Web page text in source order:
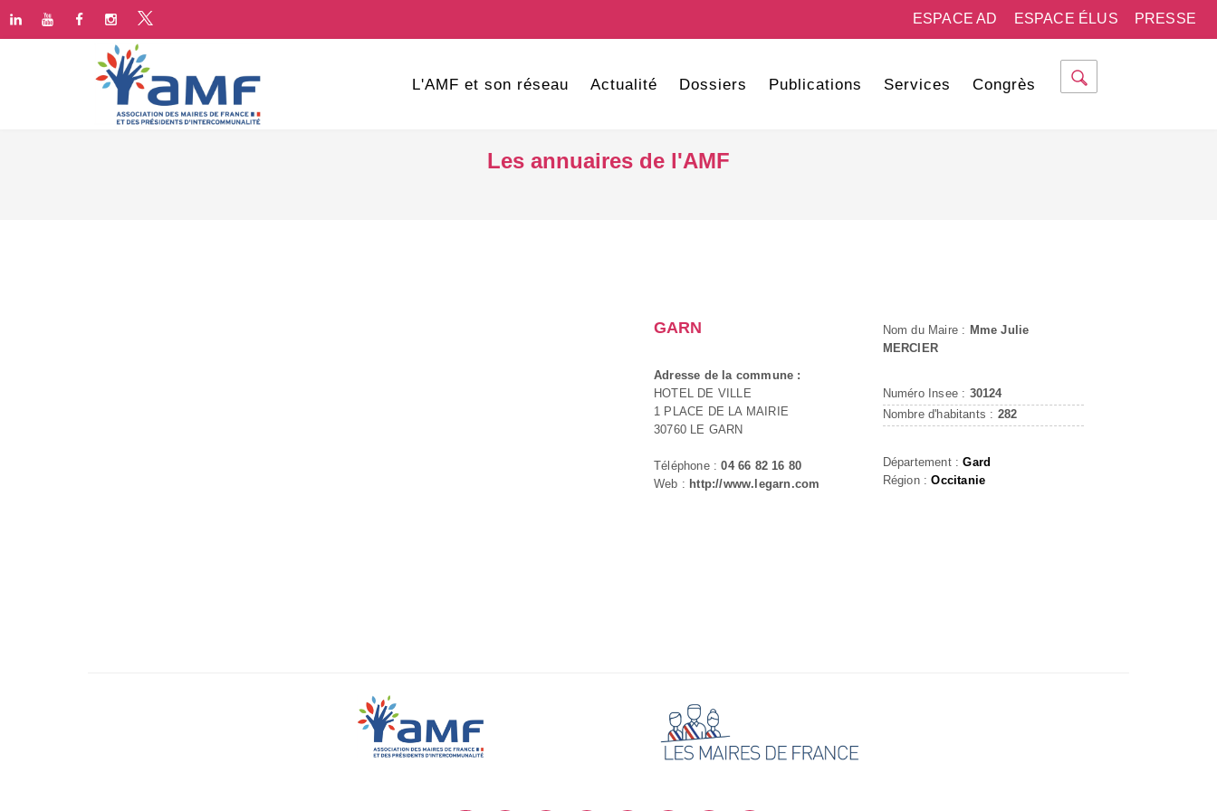
PRESSE
ESPACE ÉLUS
ESPACE AD
L'AMF et son réseau Actualité Dossiers Publications Services Congrès
Les annuaires de l'AMF
GARN
Adresse de la commune :
HOTEL DE VILLE
1 PLACE DE LA MAIRIE
30760 LE GARN
Téléphone :04 66 82 16 80
Web : http://www.legarn.com
Nom du Maire : Mme Julie
MERCIER
Numéro Insee : 30124
Nombre d'habitants : 282
Département :Gard
Région :Occitanie